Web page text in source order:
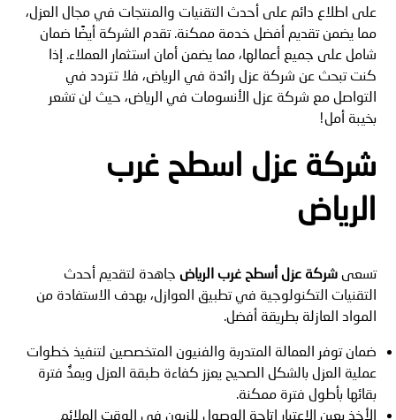
على اطلاع دائم على أحدث التقنيات والمنتجات في مجال العزل،
مما يضمن تقديم أفضل خدمة ممكنة. تقدم الشركة أيضًا ضمان
شامل على جميع أعمالها، مما يضمن أمان استثمار العملاء. إذا
كنت تبحث عن شركة عزل رائدة في الرياض، فلا تتردد في
التواصل مع شركة عزل الأنسومات في الرياض، حيث لن تشعر
بخيبة أمل!
شركة عزل اسطح غرب
الرياض
تسعىشركة عزل أسطح غرب الرياض جاهدة لتقديم أحدث
التقنيات التكنولوجية في تطبيق العوازل، بهدف الاستفادة من
المواد العازلة بطريقة أفضل.
ضمان توفر العمالة المتدربة والفنيون المتخصصين لتنفيذ خطوات
عملية العزل بالشكل الصحيح يعزز كفاءة طبقة العزل ويمدُّ فترة
بقائها بأطول فترة ممكنة.
الأخذ بعين الاعتبار اتاحة الوصول للزبون في الوقت الملائم